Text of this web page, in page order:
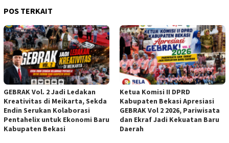
POS TERKAIT
GEBRAK Vol. 2 Jadi Ledakan
Kreativitas di Meikarta, Sekda
Endin Serukan Kolaborasi
Pentahelix untuk Ekonomi Baru
Kabupaten Bekasi
Ketua Komisi II DPRD
Kabupaten Bekasi Apresiasi
GEBRAK Vol 2 2026, Pariwisata
dan Ekraf Jadi Kekuatan Baru
Daerah